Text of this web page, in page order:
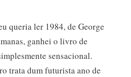
queria ler 1984, de George
ganhei o livro de
sensacional.
trata dum futurista ano de